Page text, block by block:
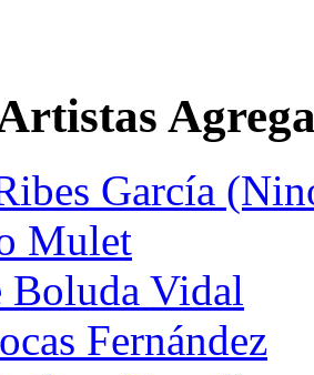
García
Mulet
Boluda Vidal
Fernández